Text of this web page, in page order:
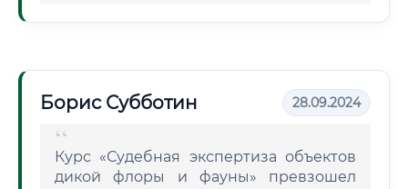
Борис Субботин 28.09.2024
Курс «Судебная экспертиза объектов
дикой флоры и фауны» превзошел